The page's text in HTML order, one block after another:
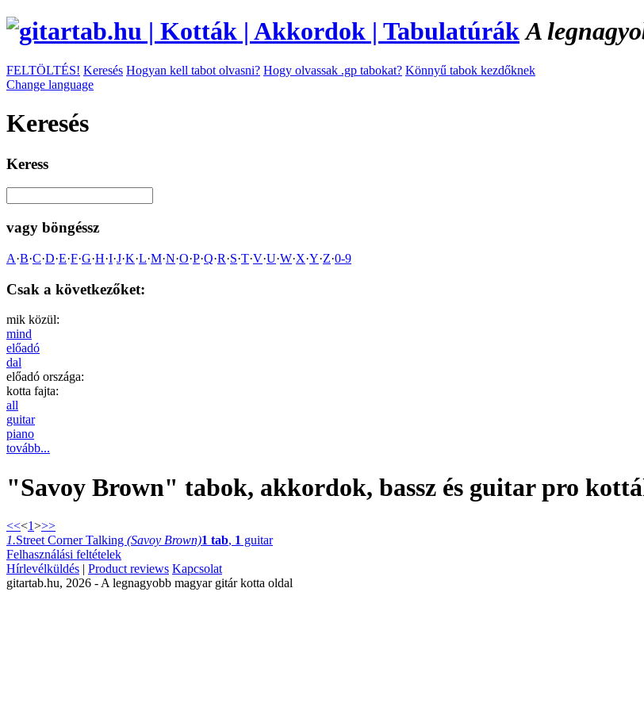
A
FELTÖLTÉS! Keresés Hogyan kell tabot olvasni? Hogy olvassak .gp tabokat? Könnyű tabok kezdőknek
Change language
Keresés
Keress
vagy böngéssz
A·B·C·D·E·F·G·H·I·J·K·L·M·N·O·P·Q·R·S·T·V·U·W·X·Y·Z·0-9
Csak a következőket:
mik közül:
mind
előadó
dal
előadó országa:
kotta fajta:
all
guitar
piano
tovább...
"Savoy Brown" tabok, akkordok, bassz és guitar pro
<<<1>>>
1.Street Corner Talking (Savoy Brown)1 tab, 1 guitar
Felhasználási feltételek
Hírlevélküldés | Product reviews Kapcsolat
gitartab.hu, 2026 - A legnagyobb magyar gitár kotta oldal